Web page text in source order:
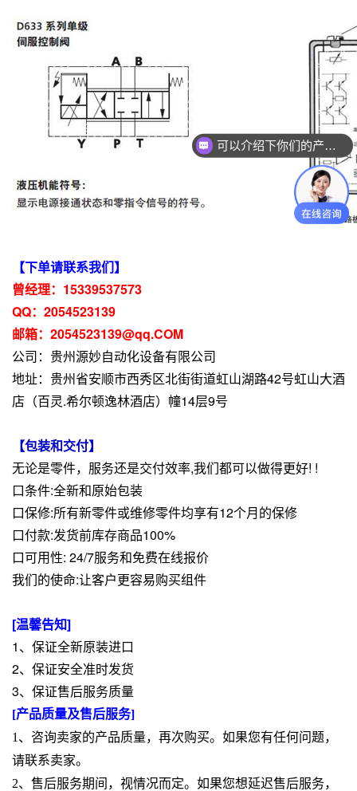
【下单请联系我们】
曾经理：15339537573
QQ：2054523139
邮箱：2054523139@qq.COM
公司：贵州源妙自动化设备有限公司
地址：贵州省安顺市西秀区北街街道虹山湖路42号虹山大酒
店（百灵.希尔顿逸林酒店）幢14层9号
【包装和交付】
无论是零件，服务还是交付效率,我们都可以做得更好! !
口条件:全新和原始包装
口保修:所有新零件或维修零件均享有12个月的保修
口付款:发货前库存商品100%
口可用性: 24/7服务和免费在线报价
我们的使命:让客户更容易购买组件
[温馨告知]
1、保证全新原装进口
2、保证安全准时发货
3、保证售后服务质量
[产品质量及售后服务]
1、咨询卖家的产品质量，再次购买。如果您有任何问题，
请联系卖家。
2、售后服务期间，视情况而定。如果您想延迟售后服务，
可以介绍下你们的产品么？
你们是怎么收费的呢？